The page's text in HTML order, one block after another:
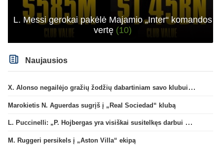
L. Messi gerokai pakėlė Majamio „Inter“ komandos
vertę (10)
Naujausios
X. Alonso negailėjo gražių žodžių dabartiniam savo klubui „Chelsea“
Marokietis N. Aguerdas sugrįš į „Real Sociedad“ klubą
L. Puccinelli: „P. Hojbergas yra visiškai susitelkęs darbui Marselyje“
M. Ruggeri persikels į „Aston Villa“ ekipą